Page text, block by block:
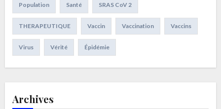
Population Santé SRAS CoV 2
THERAPEUTIQUE Vaccin Vaccination Vaccins
Virus Vérité Épidémie
Archives